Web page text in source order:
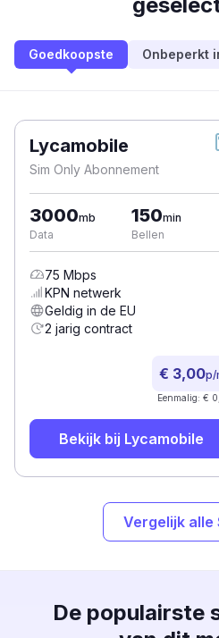
Goedkoopste Onbeperkt
Lycamobile
Sim Only Abonnement
3000mb
Data
150min
Bellen
75 Mbps
KPN netwerk
Geldig in de EU
2 jarig contract
€ 3,00p/
Eenmalig: €
Bekijk bij Lycamobile
Vergelijk alle
De populairste